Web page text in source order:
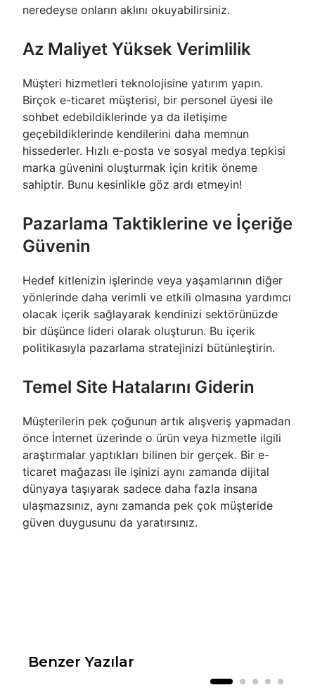
neredeyse onların aklını okuyabilirsiniz.
Az Maliyet Yüksek Verimlilik
Müşteri hizmetleri teknolojisine yatırım yapın.
Birçok e-ticaret müşterisi, bir personel üyesi ile
sohbet edebildiklerinde ya da iletişime
geçebildiklerinde kendilerini daha memnun
hissederler. Hızlı e-posta ve sosyal medya tepkisi
marka güvenini oluşturmak için kritik öneme
sahiptir. Bunu kesinlikle göz ardı etmeyin!
Pazarlama Taktiklerine ve İçeriğe
Güvenin
Hedef kitlenizin işlerinde veya yaşamlarının diğer
yönlerinde daha verimli ve etkili olmasına yardımcı
olacak içerik sağlayarak kendinizi sektörünüzde
bir düşünce lideri olarak oluşturun. Bu içerik
politikasıyla pazarlama stratejinizi bütünleştirin.
Temel Site Hatalarını Giderin
Müşterilerin pek çoğunun artık alışveriş yapmadan
önce İnternet üzerinde o ürün veya hizmetle ilgili
araştırmalar yaptıkları bilinen bir gerçek. Bir e-
ticaret mağazası ile işinizi aynı zamanda dijital
dünyaya taşıyarak sadece daha fazla insana
ulaşmazsınız, aynı zamanda pek çok müşteride
güven duygusunu da yaratırsınız.
Benzer Yazılar